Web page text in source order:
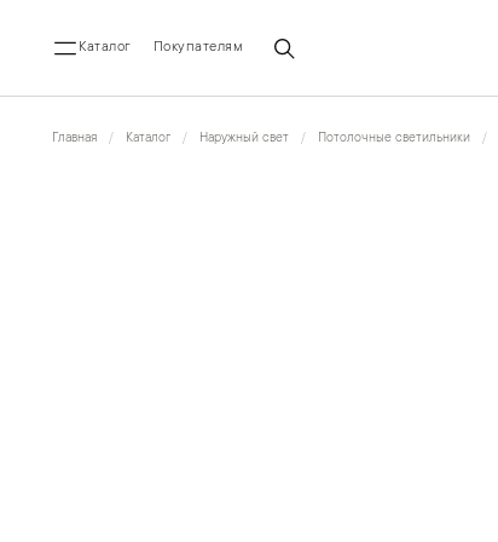
Каталог Покупателям
Главная Каталог Наружный свет Потолочные светильники